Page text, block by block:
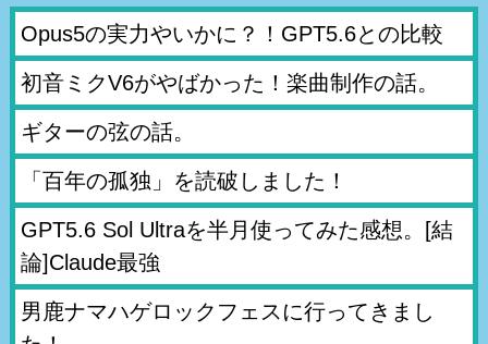
Opus5の実力やいかに？！GPT5.6との比較
初音ミクV6がやばかった！楽曲制作の話。
ギターの弦の話。
「百年の孤独」を読破しました！
GPT5.6 Sol Ultraを半月使ってみた感想。[結
論]Claude最強
男鹿ナマハゲロックフェスに行ってきまし